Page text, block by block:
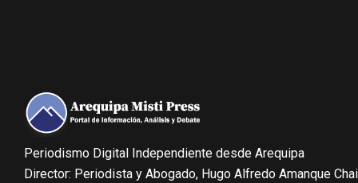
Periodismo Digital Independiente desde Arequipa
Director: Periodista y Abogado, Hugo Alfredo Amanque